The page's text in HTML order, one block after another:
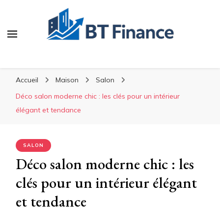
Accueil Maison
Salon
Déco salon moderne chic : les clés pour un intérieur
élégant et tendance
SALON
Déco salon moderne chic : les
clés pour un intérieur élégant
et tendance